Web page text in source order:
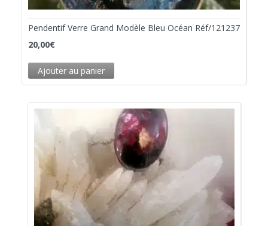
Pendentif Verre Grand Modèle Bleu Océan Réf/121237
20,00€
Ajouter au panier